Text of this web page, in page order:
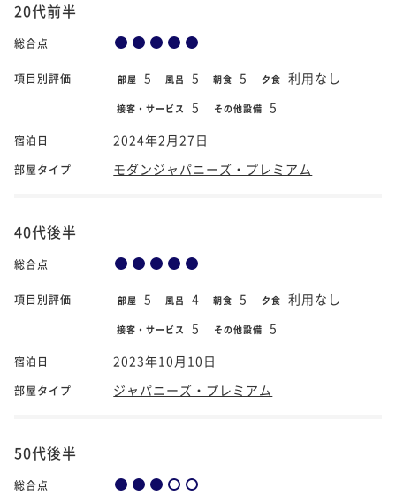
20代前半
総合点
項目別評価 部屋 5 風呂 5 朝食 5 夕食 利用なし
接客・サービス 5 その他設備 5
宿泊日 2024年2月27日
部屋タイプ モダンジャパニーズ・プレミアム
40代後半
総合点
項目別評価 部屋 5 風呂 4 朝食 5 夕食 利用なし
接客・サービス 5 その他設備 5
宿泊日 2023年10月10日
部屋タイプ ジャパニーズ・プレミアム
50代後半
総合点